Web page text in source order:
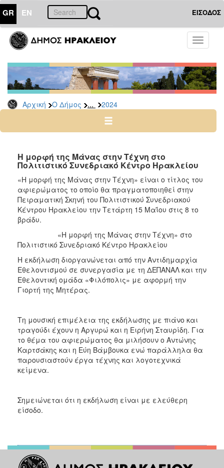
GR EN ΕΙΣΟΔΟΣ
Toggle
Αρχική Ο Δήμος ... 2024
ΔΗΜΟΣ
Δελτία
Τύπου
Αρχείο
2026
2024
2022
2021
2020
2019
2018
2017
2016
2015
2013
2011
2010
2006
ΤΟΠΟΣ
ΑΝΘΕΚΤΙΚΗ
ΠΟΛΗ
Η μορφή της Μάνας στην Τέχνη στο
Πολιτιστικό Συνεδριακό Κέντρο Ηρακλείου
«Η μορφή της Μάνας στην Τέχνη» είναι ο τίτλος του
αφιερώματος το οποίο θα πραγματοποιηθεί στην
Πειραματική Σκηνή του Πολιτιστικού Συνεδριακού
Κέντρου Ηρακλείου την Τετάρτη 15 Μαΐου στις 8 το
βράδυ.
«Η μορφή της Μάνας στην Τέχνη» στο
Πολιτιστικό Συνεδριακό Κέντρο Ηρακλείου
Η εκδήλωση διοργανώνεται από την Αντιδημαρχία
Εθελοντισμού σε συνεργασία με τη ΔΕΠΑΝΑΛ και την
Εθελοντική ομάδα «Φιλόπολις» με αφορμή την
Γιορτή της Μητέρας.
Τη μουσική επιμέλεια της εκδήλωσης με πιάνο και
τραγούδι έχουν η Αργυρώ και η Ειρήνη Σταυρίδη. Για
το θέμα του αφιερώματος θα μιλήσουν ο Αντώνης
Καρτσάκης και η Εύη Βάμβουκα ενώ παράλληλα θα
παρουσιαστούν έργα τέχνης και λογοτεχνικά
κείμενα.
Σημειώνεται ότι η εκδήλωση είναι με ελεύθερη
είσοδο.